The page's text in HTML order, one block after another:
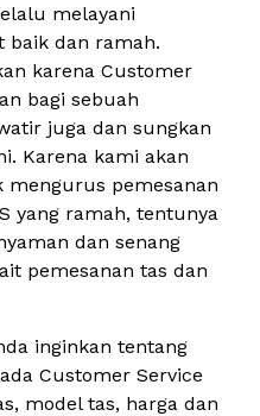
melayani
baik dan ramah.
karena Customer
bagi sebuah
juga dan sungkan
Karena kami akan
mengurus pemesanan
yang ramah, tentunya
dan senang
pemesanan tas dan
inginkan tentang
Customer Service
model tas, harga dan